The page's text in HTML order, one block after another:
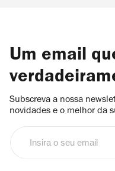
Um email
Subscreva a nossa
novidades e o melhor da